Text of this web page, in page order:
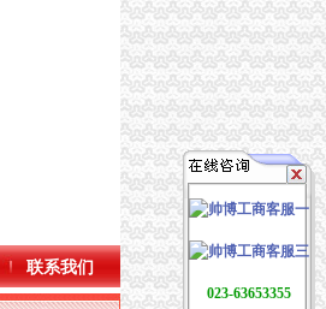
联系我们
023-63653355